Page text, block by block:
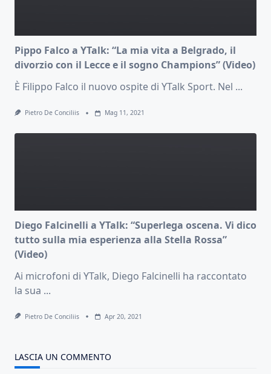
Pippo Falco a YTalk: “La mia vita a Belgrado, il
divorzio con il Lecce e il sogno Champions” (Video)
È Filippo Falco il nuovo ospite di YTalk Sport. Nel ...
Pietro De Conciliis Mag 11, 2021
Diego Falcinelli a YTalk: “Superlega oscena. Vi dico
tutto sulla mia esperienza alla Stella Rossa”
(Video)
Ai microfoni di YTalk, Diego Falcinelli ha raccontato
la sua ...
Pietro De Conciliis Apr 20, 2021
LASCIA UN COMMENTO